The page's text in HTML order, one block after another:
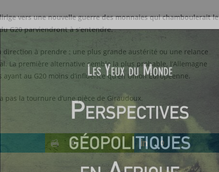
vers une nouvelle guerre des monnaies qui chamboulerait le
G20 parviendront à s’entendre.
à prendre : une plus grande austérité ou une relance
La première alternative semble la plus probable, l’Allemagne
au G20 moins d’influence qu’en Union Européenne.
la tournure d’une pièce de Giraudoux.
0 0